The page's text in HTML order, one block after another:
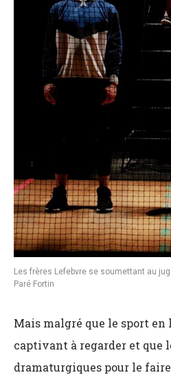
Les frères Lefebvre se soumettant au
Paré Fortin
Mais malgré que le sport
captivant à regarder et que
dramaturgiques pour le